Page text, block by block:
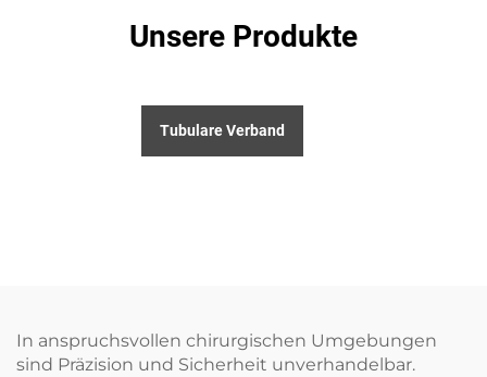
Unsere Produkte
Tubulare Verband
In anspruchsvollen chirurgischen Umgebungen
sind Präzision und Sicherheit unverhandelbar.